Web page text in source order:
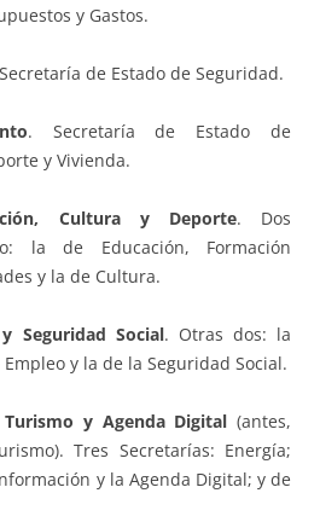
y Gastos.
de Estado de Seguridad.
. Secretaría de Estado de
y Vivienda.
Cultura y Deporte. Dos
la de Educación, Formación
y la de Cultura.
Seguridad Social. Otras dos: la
y la de la Seguridad Social.
Turismo y Agenda Digital (antes,
Tres Secretarías: Energía;
y la Agenda Digital; y de